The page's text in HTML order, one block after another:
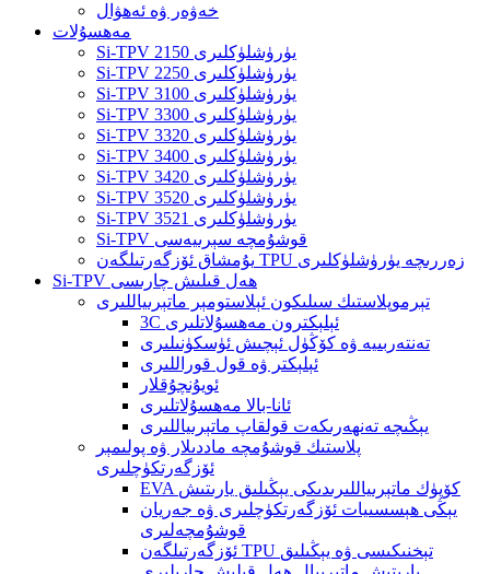
خەۋەر ۋە ئەھۋال
مەھسۇلات
Si-TPV 2150 يۈرۈشلۈكلىرى
Si-TPV 2250 يۈرۈشلۈكلىرى
Si-TPV 3100 يۈرۈشلۈكلىرى
Si-TPV 3300 يۈرۈشلۈكلىرى
Si-TPV 3320 يۈرۈشلۈكلىرى
Si-TPV 3400 يۈرۈشلۈكلىرى
Si-TPV 3420 يۈرۈشلۈكلىرى
Si-TPV 3520 يۈرۈشلۈكلىرى
Si-TPV 3521 يۈرۈشلۈكلىرى
Si-TPV قوشۇمچە سېرىيەسى
يۇمشاق ئۆزگەرتىلگەن TPU زەررىچە يۈرۈشلۈكلىرى
Si-TPV ھەل قىلىش چارىسى
تېرموپلاستىك سىلىكون ئېلاستومېر ماتېرىياللىرى
3C ئېلېكترون مەھسۇلاتلىرى
تەنتەربىيە ۋە كۆڭۈل ئېچىش ئۈسكۈنىلىرى
ئېلېكتر ۋە قول قوراللىرى
ئويۇنچۇقلار
ئانا-بالا مەھسۇلاتلىرى
يېڭىچە تەنھەرىكەت قولقاپ ماتېرىياللىرى
پلاستىك قوشۇمچە ماددىلار ۋە پولىمېر
ئۆزگەرتكۈچلىرى
EVA كۆپۈك ماتېرىياللىرىدىكى يېڭىلىق يارىتىش
يېڭى ھېسسىيات ئۆزگەرتكۈچلىرى ۋە جەريان
قوشۇمچەلىرى
ئۆزگەرتىلگەن TPU تېخنىكىسى ۋە يېڭىلىق